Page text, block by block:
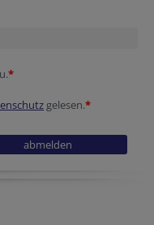
*
gelesen.*